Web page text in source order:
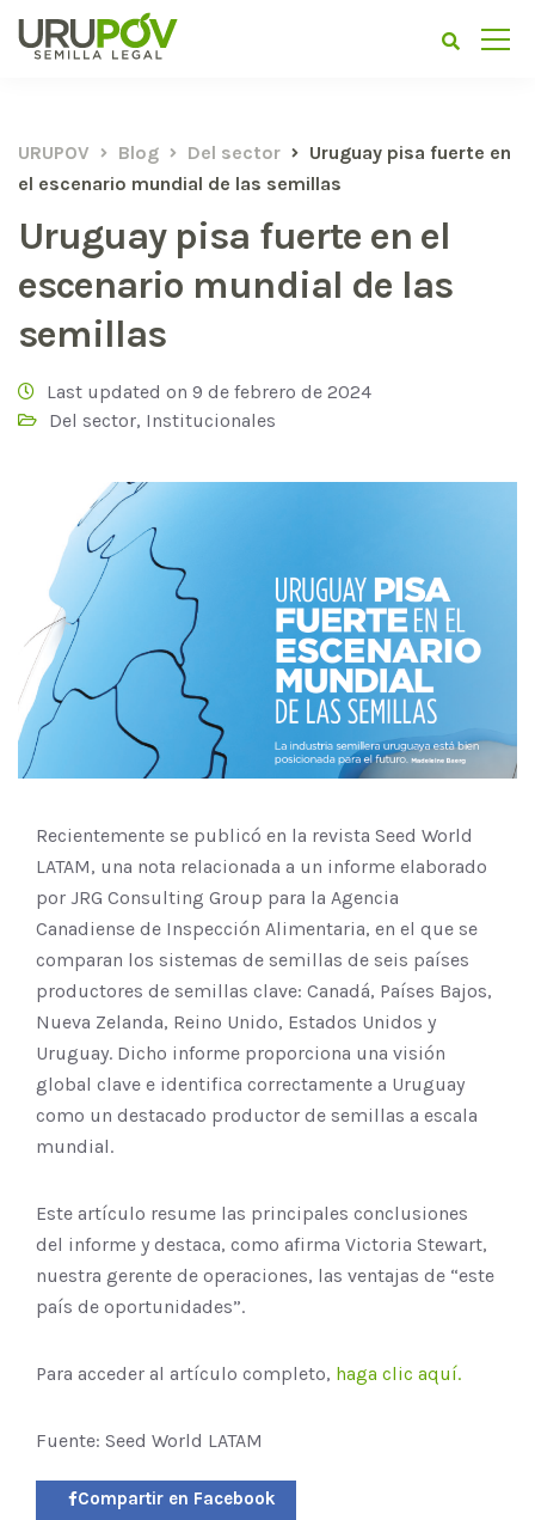
URUPOV Blog Del sector
Uruguay pisa fuerte en
el escenario mundial de las semillas
Uruguay pisa fuerte en el
escenario mundial de las
semillas
Last updated on 9 de febrero de 2024
Del sector, Institucionales
Recientemente se publicó en la revista Seed World
LATAM, una nota relacionada a un informe elaborado
por JRG Consulting Group para la Agencia
Canadiense de Inspección Alimentaria, en el que se
comparan los sistemas de semillas de seis países
productores de semillas clave: Canadá, Países Bajos,
Nueva Zelanda, Reino Unido, Estados Unidos y
Uruguay. Dicho informe proporciona una visión
global clave e identifica correctamente a Uruguay
como un destacado productor de semillas a escala
mundial.
Este artículo resume las principales conclusiones
del informe y destaca, como afirma Victoria Stewart,
nuestra gerente de operaciones, las ventajas de “este
país de oportunidades”.
Para acceder al artículo completo, haga clic aquí.
Fuente: Seed World LATAM
Compartir en Facebook